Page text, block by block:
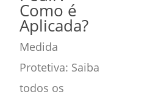
Como é
Aplicada?
Medida
Protetiva: Saiba
todos os